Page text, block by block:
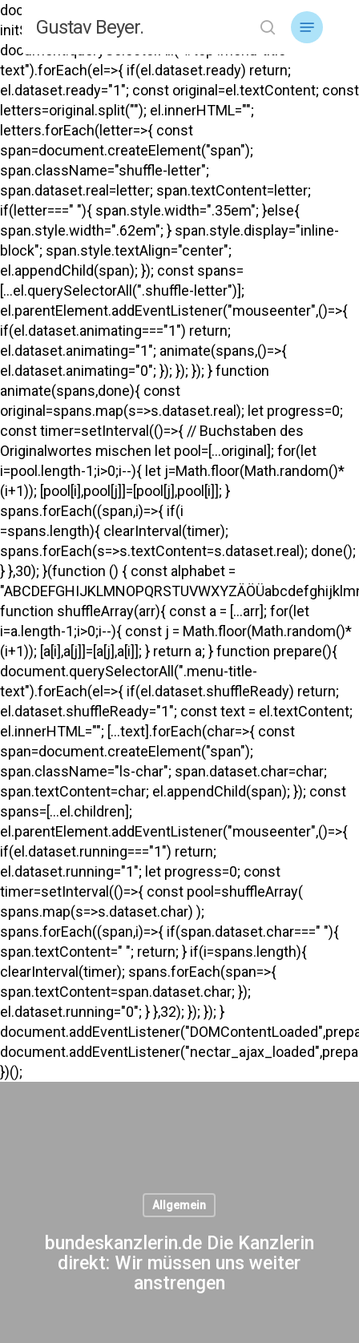
document.addEventListener("DOMContentLoaded",
initShuffle); function initShuffle(){
document.querySelectorAll("#top .menu-title-
text").forEach(el=>{ if(el.dataset.ready) return;
el.dataset.ready="1"; const original=el.textContent; const
letters=original.split(""); el.innerHTML="";
letters.forEach(letter=>{ const
span=document.createElement("span");
span.className="shuffle-letter";
span.dataset.real=letter; span.textContent=letter;
if(letter===" "){ span.style.width=".35em"; }else{
span.style.width=".62em"; } span.style.display="inline-
block"; span.style.textAlign="center";
el.appendChild(span); }); const spans=
[...el.querySelectorAll(".shuffle-letter")];
el.parentElement.addEventListener("mouseenter",()=>{
if(el.dataset.animating==="1") return;
el.dataset.animating="1"; animate(spans,()=>{
el.dataset.animating="0"; }); }); }); } function
animate(spans,done){ const
original=spans.map(s=>s.dataset.real); let progress=0;
const timer=setInterval(()=>{ // Buchstaben des
Originalwortes mischen let pool=[...original]; for(let
i=pool.length-1;i>0;i--){ let j=Math.floor(Math.random()*
(i+1)); [pool[i],pool[j]]=[pool[j],pool[i]]; }
spans.forEach((span,i)=>{ if(i
=spans.length){ clearInterval(timer);
spans.forEach(s=>s.textContent=s.dataset.real); done();
} },30); }(function () { const alphabet =
function shuffleArray(arr){ const a = [...arr]; for(let
i=a.length-1;i>0;i--){ const j = Math.floor(Math.random()*
(i+1)); [a[i],a[j]]=[a[j],a[i]]; } return a; } function prepare(){
document.querySelectorAll(".menu-title-
text").forEach(el=>{ if(el.dataset.shuffleReady) return;
el.dataset.shuffleReady="1"; const text = el.textContent;
el.innerHTML=""; [...text].forEach(char=>{ const
span=document.createElement("span");
span.className="ls-char"; span.dataset.char=char;
span.textContent=char; el.appendChild(span); }); const
spans=[...el.children];
el.parentElement.addEventListener("mouseenter",()=>{
if(el.dataset.running==="1") return;
el.dataset.running="1"; let progress=0; const
timer=setInterval(()=>{ const pool=shuffleArray(
spans.map(s=>s.dataset.char) );
spans.forEach((span,i)=>{ if(span.dataset.char===" "){
span.textContent=" "; return; } if(i=spans.length){
clearInterval(timer); spans.forEach(span=>{
span.textContent=span.dataset.char; });
el.dataset.running="0"; } },32); }); }); }
})();
Skip
to
main
content
Gustav Beyer. search
Menu
Allgemein
bundeskanzlerin.de Die Kanzlerin
direkt: Wir müssen uns weiter
anstrengen